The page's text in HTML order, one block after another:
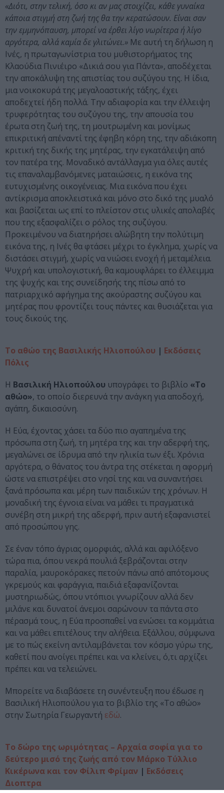
«Διότι, στην τελική, όσο κι αν μας στοιχίζει, κάθε γυναίκα
κάποια στιγμή στη ζωή της θα την κερατώσουν. Είναι σαν
την εμμηνόπαυση, μπορεί να έρθει λίγο νωρίτερα ή λίγο
αργότερα, αλλά καμία δε γλιτώνει.» Με αυτή τη δήλωση η
Ινές, η πρωταγωνίστρια του μυθιστορήματος της
Κλαούδια Πινιέιρο «Δικιά σου για Πάντα», αποδέχεται
την αποκάλυψη της απιστίας του συζύγου της. Η ίδια,
μια νοικοκυρά της μεγαλοαστικής τάξης, έχει
αποδεχτεί ήδη πολλά. Την αδιαφορία και την έλλειψη
τρυφερότητας του συζύγου της, την απουσία του
έρωτα στη ζωή της, τη μουτρωμένη και μονίμως
επικριτική απέναντί της έφηβη κόρη της, την αδιάκοπη
κριτική της δικής της μητέρας, την εγκατάλειψη από
τον πατέρα της. Μοναδικό αντάλλαγμα για όλες αυτές
τις επαναλαμβανόμενες ματαιώσεις, η εικόνα της
ευτυχισμένης οικογένειας. Μια εικόνα που έχει
αντίκρισμα αποκλειστικά και μόνο στο δικό της μυαλό
και βασίζεται ως επί το πλείστον στις υλικές απολαβές
που της εξασφαλίζει ο ρόλος της συζύγου.
Προκειμένου να διατηρήσει αλώβητη την πολύτιμη
εικόνα της, η Ινές θα φτάσει μέχρι το έγκλημα, χωρίς να
διστάσει στιγμή, χωρίς να νιώσει ενοχή ή μεταμέλεια.
Ψυχρή και υπολογιστική, θα καμουφλάρει το έλλειμμα
της ψυχής και της συνείδησής της πίσω από το
πατριαρχικό αφήγημα της ακούραστης συζύγου και
μητέρας που φροντίζει τους πάντες και θυσιάζεται για
τους δικούς της.
Το αθώο της Βασιλικής Ηλιοπούλου | Εκδόσεις
Πόλις
Η Βασιλική Ηλιοπούλου υπογράφει το βιβλίο «Το
αθώο», το οποίο διερευνά την ανάγκη για αποδοχή,
αγάπη, δικαιοσύνη.
Η Εύα, έχοντας χάσει τα δύο πιο αγαπημένα της
πρόσωπα στη ζωή, τη μητέρα της και την αδερφή της,
μεγαλώνει σε ίδρυμα από την ηλικία των έξι. Χρόνια
αργότερα, ο θάνατος του άντρα της στέκεται η αφορμή
ώστε να επιστρέψει στο νησί της και να συναντήσει
ξανά πρόσωπα και μέρη των παιδικών της χρόνων. Η
μοναδική της έγνοια είναι να μάθει τι πραγματικά
συνέβη στη μικρή της αδερφή, πριν αυτή εξαφανιστεί
από προσώπου γης.
Σε έναν τόπο άγριας ομορφιάς, αλλά και αφιλόξενο
τώρα πια, όπου νεκρά πουλιά ξεβράζονται στην
παραλία, μαυροκόρακες πετούν πάνω από απότομους
γκρεμούς και φαράγγια, παιδιά εξαφανίζονται
μυστηριωδώς, όπου ντόπιοι γνωρίζουν αλλά δεν
μιλάνε και δυνατοί άνεμοι σαρώνουν τα πάντα στο
πέρασμά τους, η Εύα προσπαθεί να ενώσει τα κομμάτια
και να μάθει επιτέλους την αλήθεια. Εξάλλου, σύμφωνα
με το πώς εκείνη αντιλαμβάνεται τον κόσμο γύρω της,
καθετί που ανοίγει πρέπει και να κλείνει, ό,τι αρχίζει
πρέπει και να τελειώνει.
Μπορείτε να διαβάσετε τη συνέντευξη που έδωσε η
Βασιλική Ηλιοπούλου για το βιβλίο της «Το αθώο»
στην Σωτηρία Γεωργαντή εδώ.
Το δώρο της ωριμότητας – Αρχαία σοφία για το
δεύτερο μισό της ζωής από τον Μάρκο Τύλλιο
Κικέρωνα και τον Φίλιπ Φρίμαν | Εκδόσεις
Διοπτρα